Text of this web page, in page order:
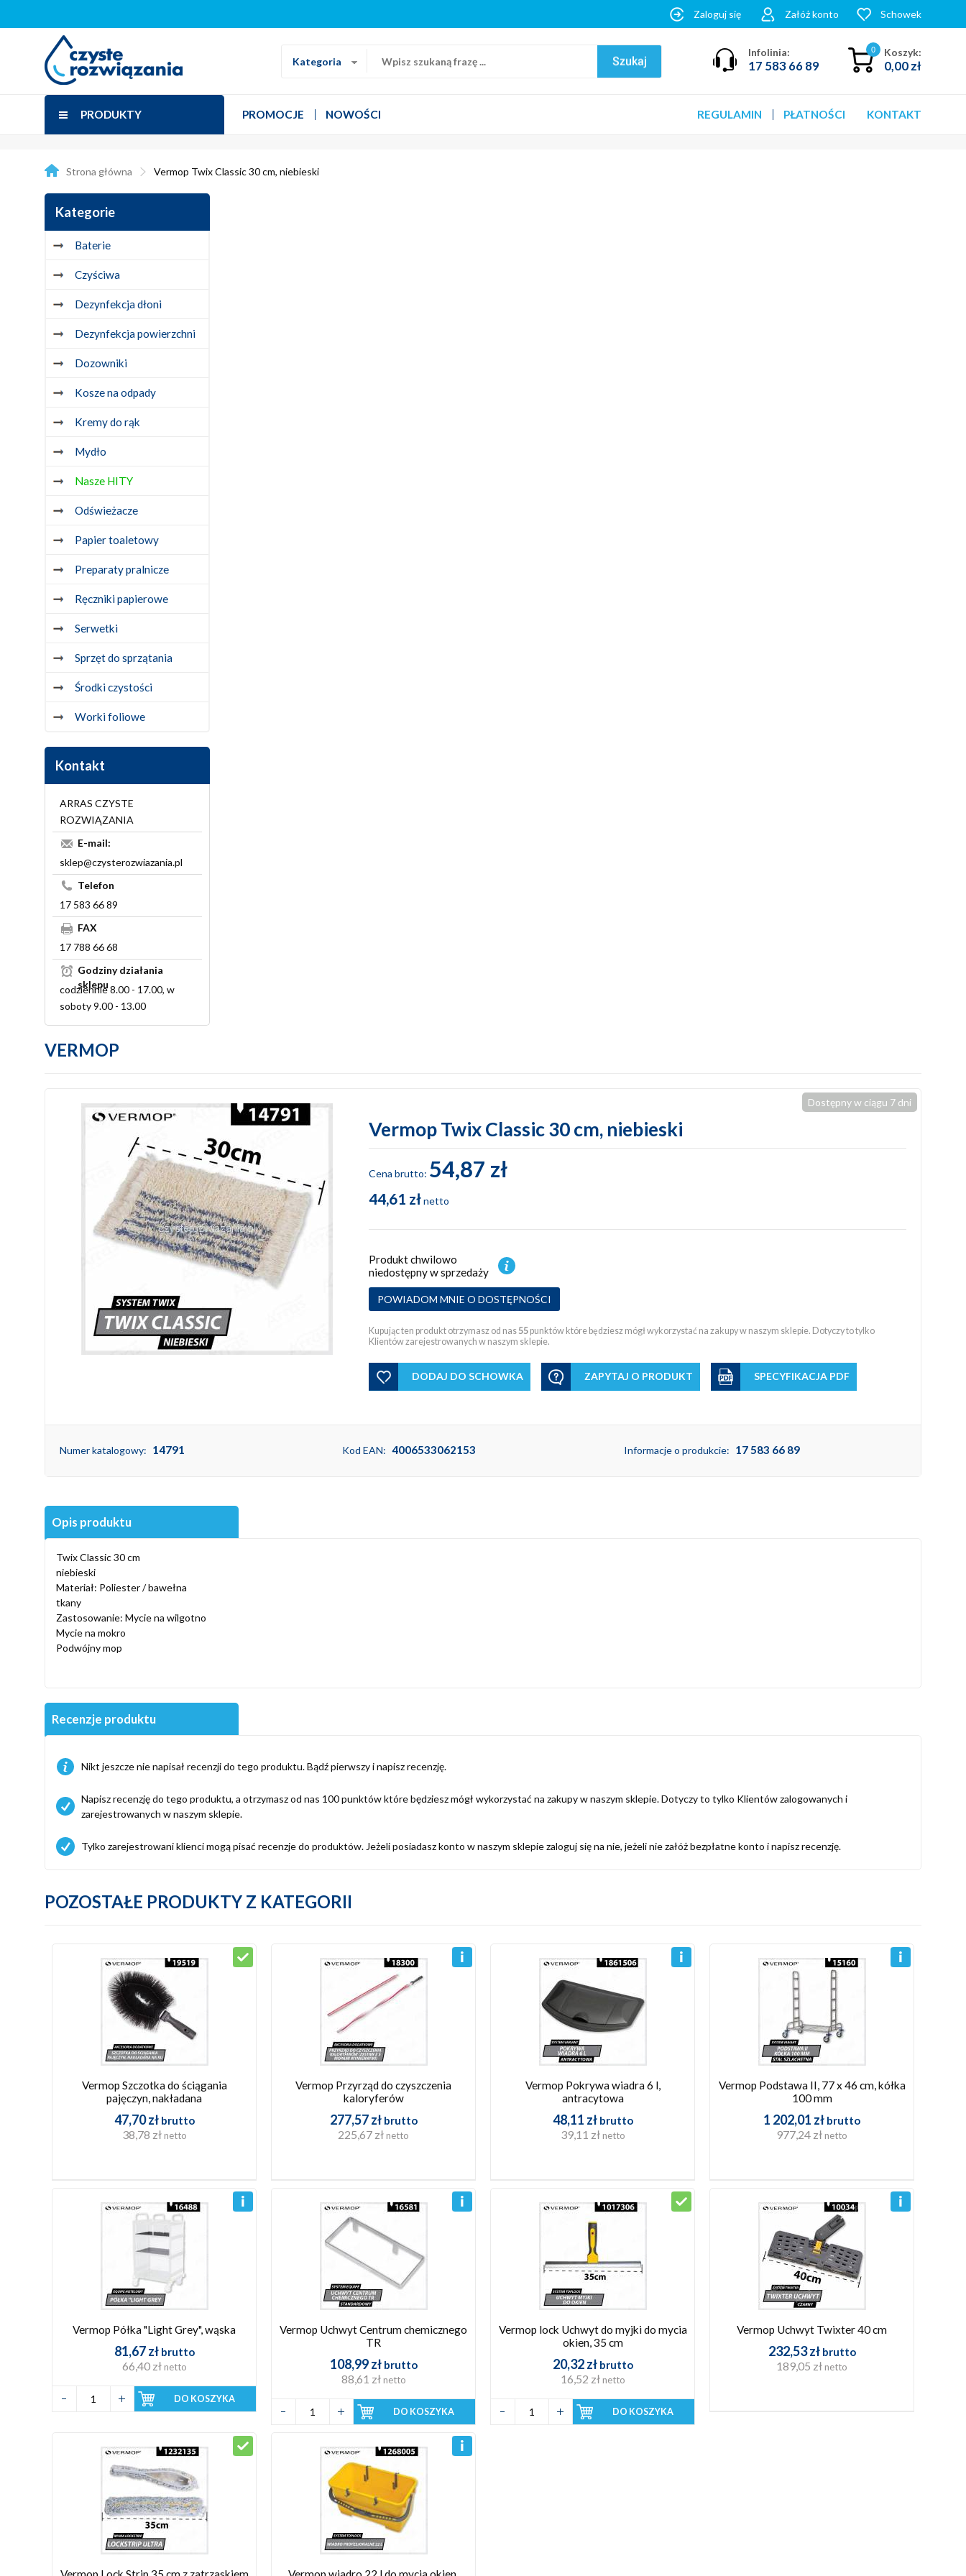
Schowek
Zaloguj się Załóż konto
0 Koszyk:
0,00 zł
Infolinia:
17 583 66 89
Kategoria
PRODUKTY PROMOCJE NOWOŚCI KONTAKT
PŁATNOŚCI
REGULAMIN
Strona główna Vermop Twix Classic 30 cm, niebieski
Kategorie
Baterie
Czyściwa
Dezynfekcja dłoni
Dezynfekcja powierzchni
Dozowniki
Kosze na odpady
Kremy do rąk
Mydło
Nasze HITY
Odświeżacze
Papier toaletowy
Preparaty pralnicze
Ręczniki papierowe
Serwetki
Sprzęt do sprzątania
Środki czystości
Worki foliowe
Kontakt
ARRAS CZYSTE
ROZWIĄZANIA
E-mail:
sklep@czysterozwiazania.pl
Telefon
17 583 66 89
FAX
17 788 66 68
Godziny działania
sklepu
codziennie 8.00 - 17.00, w
soboty 9.00 - 13.00
VERMOP
Dostępny w ciągu 7 dni
Vermop Twix Classic 30 cm, niebieski
Cena brutto: 54,87 zł
44,61 złnetto
Produkt chwilowo
niedostępny w sprzedaży
POWIADOM MNIE O DOSTĘPNOŚCI
Kupując ten produkt otrzymasz od nas 55 punktów które będziesz mógł wykorzystać na zakupy w naszym sklepie. Dotyczy to tylko
Klientów zarejestrowanych w naszym sklepie.
DODAJ DO SCHOWKA ZAPYTAJ O PRODUKT SPECYFIKACJA PDF
Numer katalogowy: 14791 Kod EAN: 4006533062153 Informacje o produkcie: 17 583 66 89
Opis produktu
Twix Classic 30 cm
niebieski
Materiał: Poliester / bawełna
tkany
Zastosowanie: Mycie na wilgotno
Mycie na mokro
Podwójny mop
Recenzje produktu
Nikt jeszcze nie napisał recenzji do tego produktu. Bądź pierwszy i napisz recenzję.
Napisz recenzję do tego produktu, a otrzymasz od nas 100 punktów które będziesz mógł wykorzystać na zakupy w naszym sklepie. Dotyczy to tylko Klientów zalogowanych i
zarejestrowanych w naszym sklepie.
Tylko zarejestrowani klienci mogą pisać recenzje do produktów. Jeżeli posiadasz konto w naszym sklepie zaloguj się na nie, jeżeli nie załóż bezpłatne konto i napisz recenzję.
POZOSTAŁE PRODUKTY Z KATEGORII
Vermop Szczotka do ściągania
pajęczyn, nakładana
47,70 zł brutto
38,78 zł netto
Vermop Przyrząd do czyszczenia
kaloryferów
277,57 zł brutto
225,67 zł netto
Vermop Pokrywa wiadra 6 l,
antracytowa
48,11 zł brutto
39,11 zł netto
Vermop Podstawa II, 77 x 46 cm, kółka
100 mm
1 202,01 zł brutto
977,24 zł netto
Vermop Półka "Light Grey", wąska
81,67 zł brutto
66,40 zł netto
DO KOSZYKA
Vermop Uchwyt Centrum chemicznego
TR
108,99 zł brutto
88,61 zł netto
DO KOSZYKA
Vermop lock Uchwyt do myjki do mycia
okien, 35 cm
20,32 zł brutto
16,52 zł netto
DO KOSZYKA
Vermop Uchwyt Twixter 40 cm
232,53 zł brutto
189,05 zł netto